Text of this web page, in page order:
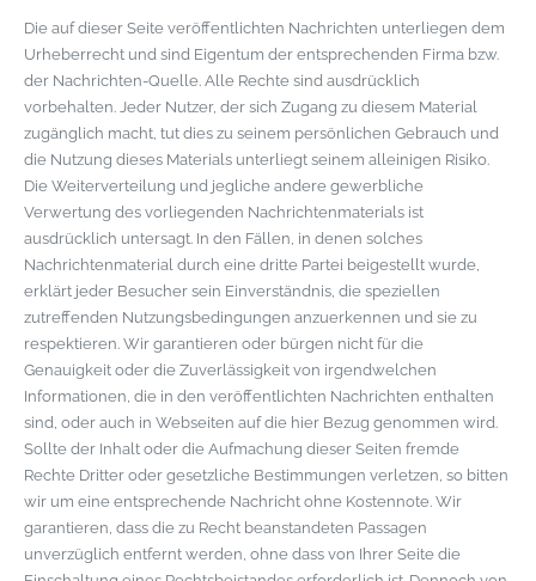
Die auf dieser Seite veröffentlichten Nachrichten unterliegen dem
Urheberrecht und sind Eigentum der entsprechenden Firma bzw.
der Nachrichten-Quelle. Alle Rechte sind ausdrücklich
vorbehalten. Jeder Nutzer, der sich Zugang zu diesem Material
zugänglich macht, tut dies zu seinem persönlichen Gebrauch und
die Nutzung dieses Materials unterliegt seinem alleinigen Risiko.
Die Weiterverteilung und jegliche andere gewerbliche
Verwertung des vorliegenden Nachrichtenmaterials ist
ausdrücklich untersagt. In den Fällen, in denen solches
Nachrichtenmaterial durch eine dritte Partei beigestellt wurde,
erklärt jeder Besucher sein Einverständnis, die speziellen
zutreffenden Nutzungsbedingungen anzuerkennen und sie zu
respektieren. Wir garantieren oder bürgen nicht für die
Genauigkeit oder die Zuverlässigkeit von irgendwelchen
Informationen, die in den veröffentlichten Nachrichten enthalten
sind, oder auch in Webseiten auf die hier Bezug genommen wird.
Sollte der Inhalt oder die Aufmachung dieser Seiten fremde
Rechte Dritter oder gesetzliche Bestimmungen verletzen, so bitten
wir um eine entsprechende Nachricht ohne Kostennote. Wir
garantieren, dass die zu Recht beanstandeten Passagen
unverzüglich entfernt werden, ohne dass von Ihrer Seite die